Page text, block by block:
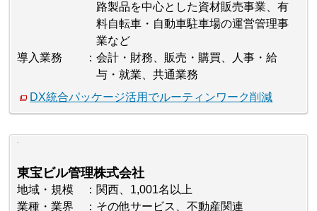
路製品を中心とした資材販売事業、有
料自転車・自動車駐車場の運営管理事
業など
導入業務
会計・財務、販売・購買、人事・給
与・就業、共通業務
DX統合パッケージ活用でルーティンワーク削減
東宝ビル管理株式会社
地域・規模
関西、1,001名以上
業種・業界
その他サービス、不動産関連